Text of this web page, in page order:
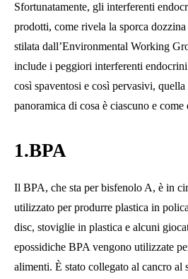
Sfortunatamente, gli interferenti
prodotti, come rivela la sporca
stilata dall’Environmental Working
include i peggiori interferenti
così spaventosi e così pervasivi, quella
panoramica di cosa è ciascuno e come
1.BPA
Il BPA, che sta per bisfenolo A, è in
utilizzato per produrre plastica in
disc, stoviglie in plastica e alcuni
epossidiche BPA vengono utilizzate
alimenti. È stato collegato al cancro al